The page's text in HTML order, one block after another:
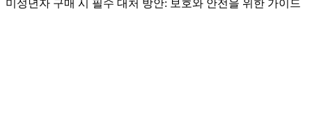
미성년자 구매 시 필수 대처 방안: 보호와 안전을 위한 가이드